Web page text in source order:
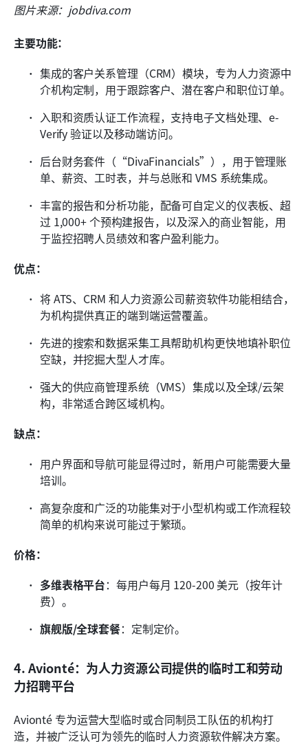
图片来源：jobdiva.com
主要功能：
集成的客户关系管理（CRM）模块，专为人力资源中
介机构定制，用于跟踪客户、潜在客户和职位订单。
入职和资质认证工作流程，支持电子文档处理、e-
Verify 验证以及移动端访问。
后台财务套件（“DivaFinancials”），用于管理账
单、薪资、工时表，并与总账和 VMS 系统集成。
丰富的报告和分析功能，配备可自定义的仪表板、超
过 1,000+ 个预构建报告，以及深入的商业智能，用
于监控招聘人员绩效和客户盈利能力。
优点：
将 ATS、CRM 和人力资源公司薪资软件功能相结合，
为机构提供真正的端到端运营覆盖。
先进的搜索和数据采集工具帮助机构更快地填补职位
空缺，并挖掘大型人才库。
强大的供应商管理系统（VMS）集成以及全球/云架
构，非常适合跨区域机构。
缺点：
用户界面和导航可能显得过时，新用户可能需要大量
培训。
高复杂度和广泛的功能集对于小型机构或工作流程较
简单的机构来说可能过于繁琐。
价格：
多维表格平台：每用户每月 120-200 美元（按年计
费）。
旗舰版/全球套餐：定制定价。
4. Avionté：为人力资源公司提供的临时工和劳动
力招聘平台
Avionté 专为运营大型临时或合同制员工队伍的机构打
造，并被广泛认可为领先的临时人力资源软件解决方案。